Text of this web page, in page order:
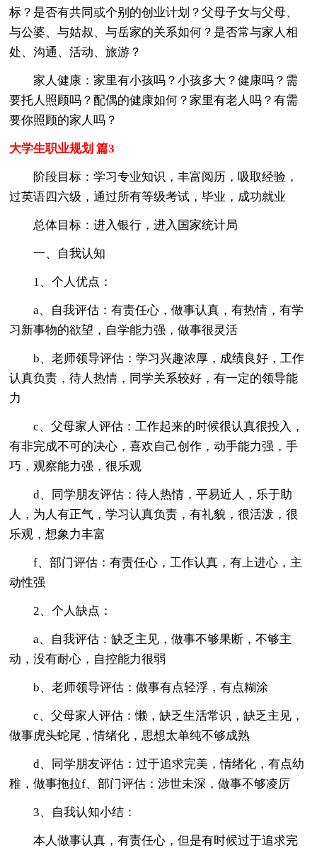
标？是否有共同或个别的创业计划？父母子女与父母、
与公婆、与姑叔、与岳家的关系如何？是否常与家人相
处、沟通、活动、旅游？
家人健康：家里有小孩吗？小孩多大？健康吗？需
要托人照顾吗？配偶的健康如何？家里有老人吗？有需
要你照顾的家人吗？
大学生职业规划 篇3
阶段目标：学习专业知识，丰富阅历，吸取经验，
过英语四六级，通过所有等级考试，毕业，成功就业
总体目标：进入银行，进入国家统计局
一、自我认知
1、个人优点：
a、自我评估：有责任心，做事认真，有热情，有学
习新事物的欲望，自学能力强，做事很灵活
b、老师领导评估：学习兴趣浓厚，成绩良好，工作
认真负责，待人热情，同学关系较好，有一定的领导能
力
c、父母家人评估：工作起来的时候很认真很投入，
有非完成不可的决心，喜欢自己创作，动手能力强，手
巧，观察能力强，很乐观
d、同学朋友评估：待人热情，平易近人，乐于助
人，为人有正气，学习认真负责，有礼貌，很活泼，很
乐观，想象力丰富
f、部门评估：有责任心，工作认真，有上进心，主
动性强
2、个人缺点：
a、自我评估：缺乏主见，做事不够果断，不够主
动，没有耐心，自控能力很弱
b、老师领导评估：做事有点轻浮，有点糊涂
c、父母家人评估：懒，缺乏生活常识，缺乏主见，
做事虎头蛇尾，情绪化，思想太单纯不够成熟
d、同学朋友评估：过于追求完美，情绪化，有点幼
稚，做事拖拉f、部门评估：涉世未深，做事不够凌厉
3、自我认知小结：
本人做事认真，有责任心，但是有时候过于追求完